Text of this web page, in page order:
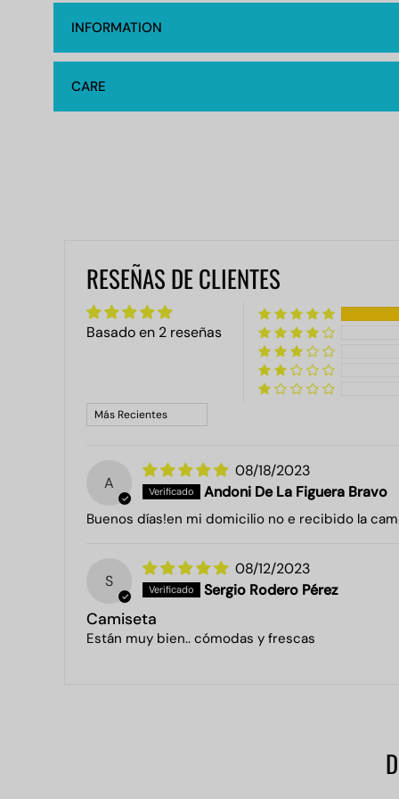
INFORMATION
CARE
RESEÑAS DE CLIENTES
Basado en 2 reseñas
Sort by
A
08/18/2023
Andoni De La Figuera Bravo
Buenos días!en mi domicilio no e recibido la
S
08/12/2023
Sergio Rodero Pérez
Camiseta
Están muy bien.. cómodas y frescas